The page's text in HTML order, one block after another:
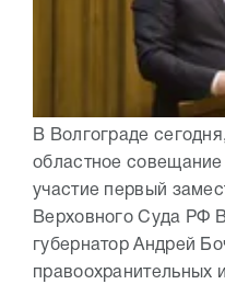
В Волгограде
областное
участие первый
Верховного Суда РФ
губернатор Андрей
правоохранительных